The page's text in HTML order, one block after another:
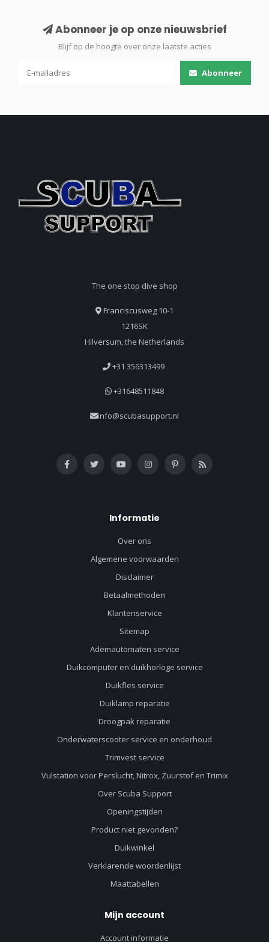
Abonneer je op onze nieuwsbrief
Blijf op de hoogte over onze laatste acties
Abonneer
The one stop dive shop
Franciscusweg 10-1
1216SK
Hilversum, the Netherlands
+31 356313499
+31648511848
info@scubasupport.nl
Informatie
Over ons
Algemene voorwaarden
Disclaimer
Betaalmethoden
Klantenservice
Sitemap
Ademautomaten service
Duikcomputer en duikhorloge service
Duikfles service
Duiklamp reparatie
Droogpak reparatie
Onderwaterscooter service en onderhoud
Trimvest service
Vulstation voor Perslucht, Nitrox, Zuurstof en Trimix
Over Scuba Support
Openingstijden
Product niet gevonden?
Duikwinkel
Verklarende woordenlijst
Maattabellen
Mijn account
Account informatie